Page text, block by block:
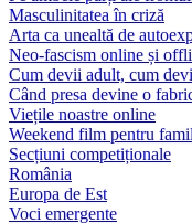
Masculinitatea în criză
Arta ca unealtă de
Neo-fascism online și
Cum devii adult, cum
Când presa devine o
Viețile noastre online
Weekend film pentru
Secțiuni competiționale
România
Europa de Est
Voci emergente